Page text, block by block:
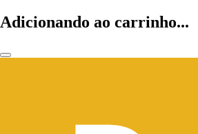
Adicionando ao carrinho...